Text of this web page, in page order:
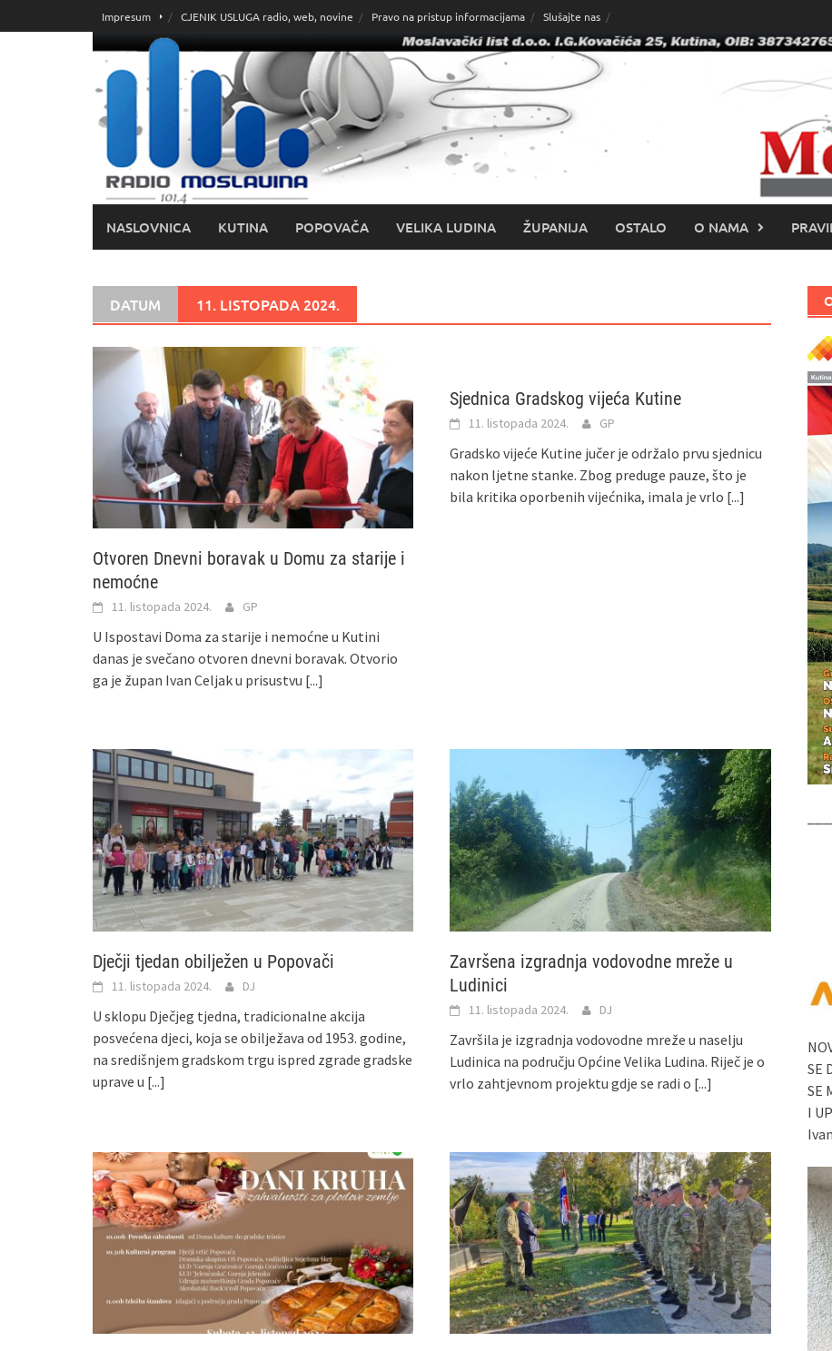
do
Impresum CJENIK USLUGA radio, web, novine Pravo na pristup informacijama Slušajte nas
NASLOVNICA KUTINA POPOVAČA VELIKA LUDINA ŽUPANIJA OSTALO O NAMA
DATUM 11. LISTOPADA 2024.
Otvoren Dnevni boravak u Domu za starije i
nemoćne
11. listopada 2024. GP
U Ispostavi Doma za starije i nemoćne u Kutini
danas je svečano otvoren dnevni boravak. Otvorio
ga je župan Ivan Celjak u prisustvu [...]
Sjednica Gradskog vijeća Kutine
11. listopada 2024. GP
Gradsko vijeće Kutine jučer je održalo prvu sjednicu
nakon ljetne stanke. Zbog preduge pauze, što je
bila kritika oporbenih vijećnika, imala je vrlo [...]
Dječji tjedan obilježen u Popovači
11. listopada 2024. DJ
U sklopu Dječjeg tjedna, tradicionalne akcija
posvećena djeci, koja se obilježava od 1953. godine,
na središnjem gradskom trgu ispred zgrade gradske
uprave u [...]
Završena izgradnja vodovodne mreže u
Ludinici
11. listopada 2024. DJ
Završila je izgradnja vodovodne mreže u naselju
Ludinica na području Općine Velika Ludina. Riječ je o
vrlo zahtjevnom projektu gdje se radi o [...]
SE
SE
I